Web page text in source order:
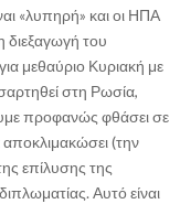
«λυπηρή» και οι ΗΠΑ
διεξαγωγή του
μεθαύριο Κυριακή με
στη Ρωσία,
προφανώς φθάσει σε
αποκλιμακώσει (την
επίλυσης της
Αυτό είναι